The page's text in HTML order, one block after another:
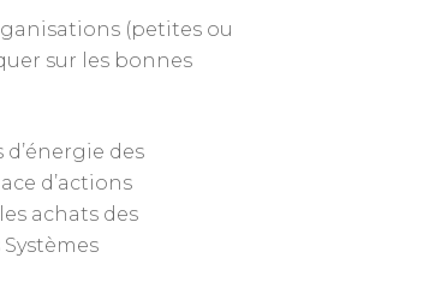
(petites ou
sur les bonnes
des
d’actions
achats des
Annuaire des membres
Contact